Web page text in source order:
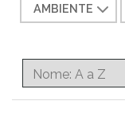
AMBIENTE